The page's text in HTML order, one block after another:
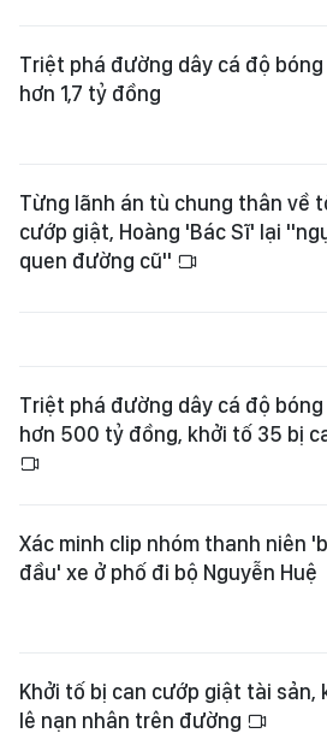
Triệt phá đường dây cá độ
hơn 1,7 tỷ đồng
Từng lãnh án tù chung thân về
cướp giật, Hoàng 'Bác Sĩ' lại
quen đường cũ"
Triệt phá đường dây cá độ
hơn 500 tỷ đồng, khởi tố 35 bị
Xác minh clip nhóm thanh niên
đầu' xe ở phố đi bộ Nguyễn Huệ
Khởi tố bị can cướp giật tài sản,
lê nạn nhân trên đường